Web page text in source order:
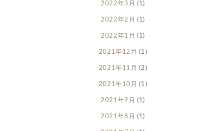
2022年3月 (1)
2022年2月 (1)
2022年1月 (1)
2021年12月 (1)
2021年11月 (2)
2021年10月 (1)
2021年9月 (1)
2021年8月 (1)